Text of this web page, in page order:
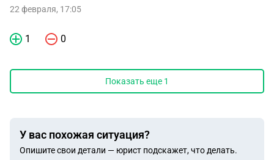
22 февраля, 17:05
1 0
Показать еще 1
У вас похожая ситуация?
Опишите свои детали — юрист подскажет, что делать.